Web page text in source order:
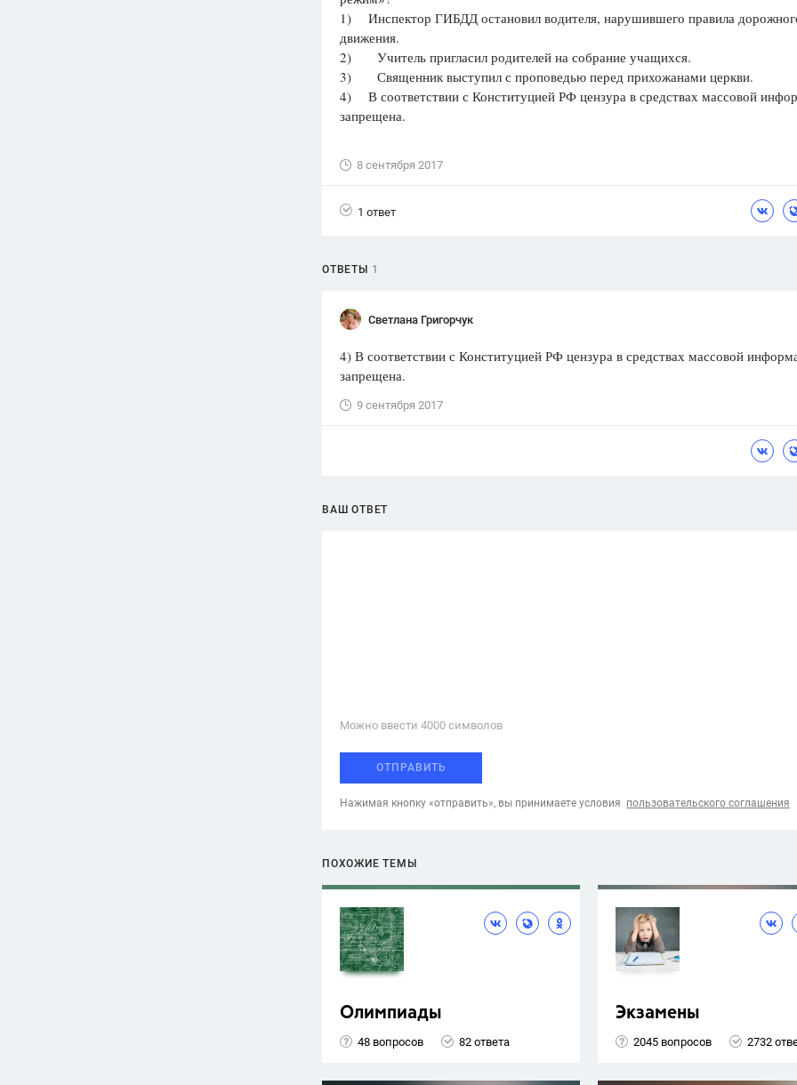
Вузы
1752 ответа
Олимпиады
ответа
Цветков Л. А.
Психология
Отношения,Любовь, Красота,
1) Инспектор ГИБДД остановил водителя, нарушившего правила
движения.
2) Учитель пригласил родителей на собрание учащихся.
3) Священник выступил с проповедью перед прихожанами церкви.
4) В соответствии с Конституцией РФ цензура в средствах массовой
запрещена.
8 сентября 2017
1 ответ
ОТВЕТЫ 1
Светлана Григорчук
4) В соответствии с Конституцией РФ цензура в средствах массовой
запрещена.
9 сентября 2017
ВАШ ОТВЕТ
Можно ввести 4000 cимволов
ОТПРАВИТЬ
Нажимая кнопку «отправить», вы принимаете условия пользовательского соглашения
ПОХОЖИЕ ТЕМЫ
Олимпиады
48 вопросов 82 ответа
Экзамены
2045 вопросов 2732